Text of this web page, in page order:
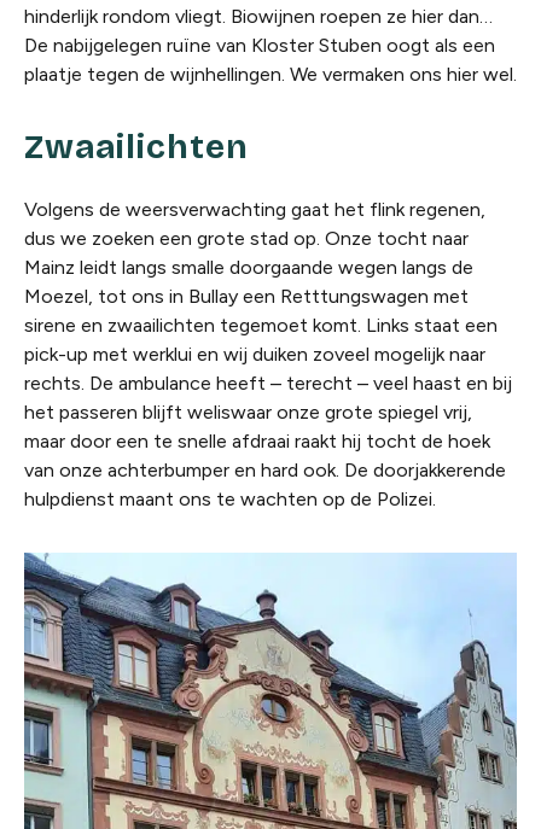
hinderlijk rondom vliegt. Biowijnen roepen ze hier dan…
De nabijgelegen ruïne van Kloster Stuben oogt als een
plaatje tegen de wijnhellingen. We vermaken ons hier wel.
Zwaailichten
Volgens de weersverwachting gaat het flink regenen,
dus we zoeken een grote stad op. Onze tocht naar
Mainz leidt langs smalle doorgaande wegen langs de
Moezel, tot ons in Bullay een Retttungswagen met
sirene en zwaailichten tegemoet komt. Links staat een
pick-up met werklui en wij duiken zoveel mogelijk naar
rechts. De ambulance heeft – terecht – veel haast en bij
het passeren blijft weliswaar onze grote spiegel vrij,
maar door een te snelle afdraai raakt hij tocht de hoek
van onze achterbumper en hard ook. De doorjakkerende
hulpdienst maant ons te wachten op de Polizei.